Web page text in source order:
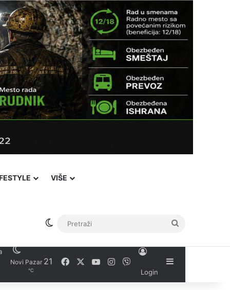
VIŠE
Switch skin
Novi Pazar 21
℃
FacebookYouTubeInstagram
Login
Sidebar